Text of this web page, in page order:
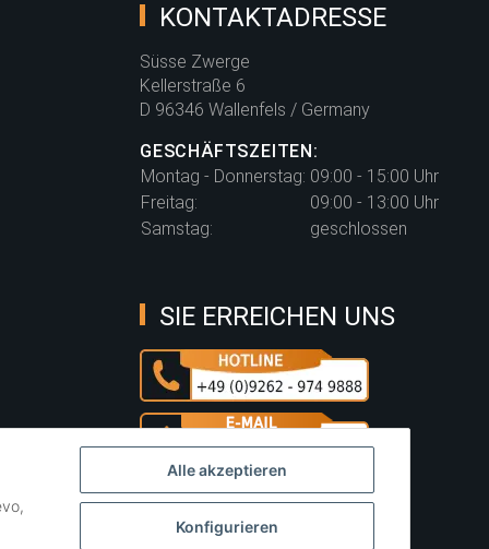
Alle akzeptieren
Konfigurieren
KONTAKTADRESSE
Süsse Zwerge
Kellerstraße 6
D 96346 Wallenfels / Germany
GESCHÄFTSZEITEN:
Montag - Donnerstag: 09:00 - 15:00 Uhr
Freitag:
09:00 - 13:00 Uhr
Samstag:
geschlossen
SIE ERREICHEN UNS